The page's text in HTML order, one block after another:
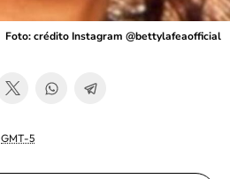
Foto: crédito Instagram @bettylafeaofficial
GMT-5